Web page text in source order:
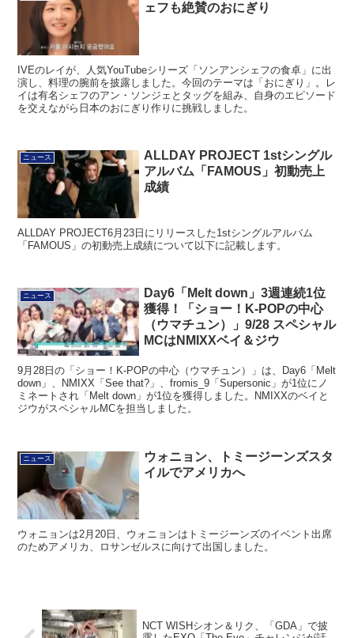
ェフも絶賛のおにぎり
IVEのレイが、人気YouTubeシリーズ「ソンアンシェフの食卓」に出
演し、料理の腕前を披露しました。今回のテーマは「おにぎり」。レ
イは有名シェフのアン・ソンジェとタッグを組み、自身のエピソード
を交えながら日本のおにぎり作りに挑戦しました。
ニュース
ALLDAY PROJECT 1stシングル
アルバム「FAMOUS」初動売上
成績
ALLDAY PROJECT6月23日にリリースした1stシングルアルバム
「FAMOUS」の初動売上成績について以下に記載します。
ニュース
Day6「Melt down」3週連続1位
獲得！「ショー！K-POPの中心
（ウマチュン）」9/28 スペシャル
MCはNMIXXベイ＆ジウ
9月28日の「ショー！K-POPの中心（ウマチュン）」は、Day6「Melt
down」、NMIXX「See that?」、fromis_9「Supersonic」が1位にノ
ミネートされ「Melt down」が1位を獲得しました。NMIXXのベイと
ジウがスペシャルMCを担当しました。
ニュース
ウォニョン、トミージーンズスタ
イルでアメリカへ
ウォニョンは2月20日、ウォニョンはトミージーンズのイベント出席
のためアメリカ、ロサンゼルスに向けて出国しました。
NCT WISHシオン＆リク、「GDA」で披